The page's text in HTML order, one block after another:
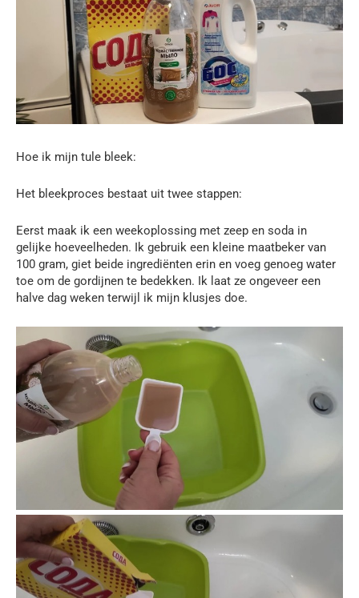
Hoe ik mijn tule bleek:
Het bleekproces bestaat uit twee stappen:
Eerst maak ik een weekoplossing met zeep en soda in
gelijke hoeveelheden. Ik gebruik een kleine maatbeker van
100 gram, giet beide ingrediënten erin en voeg genoeg water
toe om de gordijnen te bedekken. Ik laat ze ongeveer een
halve dag weken terwijl ik mijn klusjes doe.